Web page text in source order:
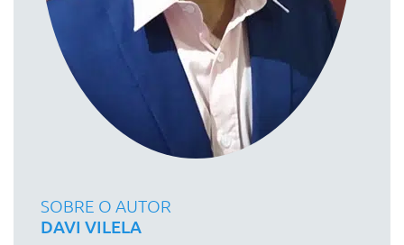
SOBRE O AUTOR
DAVI VILELA